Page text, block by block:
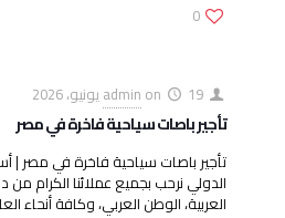
0
admin on 19 يونيو، 2026
تأجير باصات سياحية فاخرة في مصر
تأجير باصات سياحية فاخرة في مصر |
الدولي نرحب بجميع عملائنا الكرام
العربية، الوطن العربي، وكافة أنحاء